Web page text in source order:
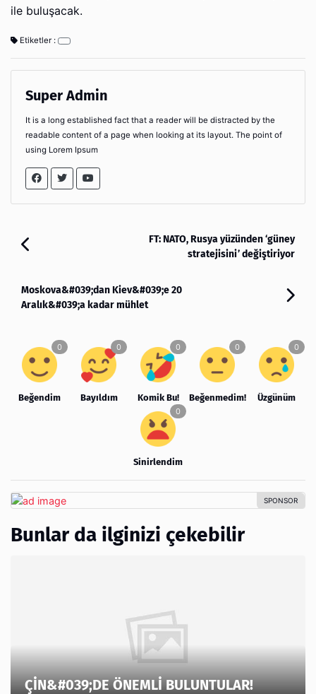
ile buluşacak.
Etiketler :
Super Admin
It is a long established fact that a reader will be distracted by the
readable content of a page when looking at its layout. The point of
using Lorem Ipsum
FT: NATO, Rusya yüzünden ‘güney
stratejisini’ değiştiriyor
Moskova&#039;dan Kiev&#039;e 20
Aralık&#039;a kadar mühlet
Beğendim Bayıldım Komik Bu! Beğenmedim! Üzgünüm
Sinirlendim
Bunlar da ilginizi çekebilir
ÇİN&#039;DE ÖNEMLİ BULUNTULAR!